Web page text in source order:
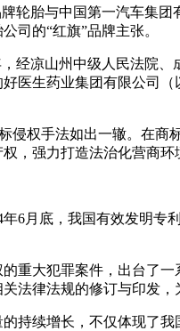
轮胎与中国第一汽车集
司的“红旗”品牌主张。
经凉山州中级人民法院
医生药业集团有限公司
侵权手法如出一辙。在
，强力打造法治化营商
6月底，我国有效发明
重大犯罪案件，出台了
法律法规的修订与印发
持续增长，不仅体现了